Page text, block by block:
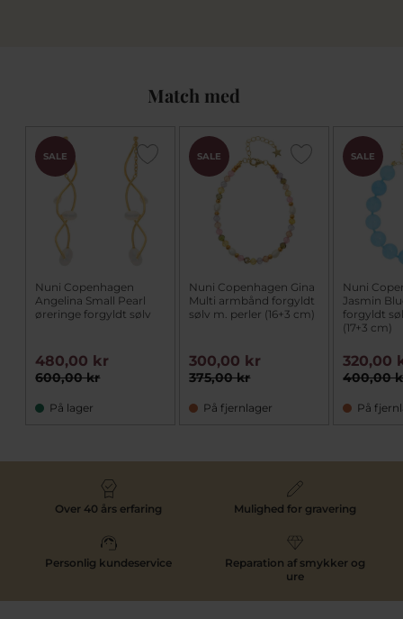
Match med
SALE
Nuni Copenhagen
Angelina Small Pearl
øreringe forgyldt sølv
600,00 kr
480,00 kr
På lager
SALE
Nuni Copenhagen Gina
Multi armbånd forgyldt
sølv m. perler (16+3 cm)
375,00 kr
300,00 kr
På fjernlager
SALE
Nuni
Jasmin
forgyldt
(17+3 cm)
400,00
320,00
På
Over 40 års erfaring Mulighed for gravering
Personlig kundeservice
Reparation af smykker og
ure